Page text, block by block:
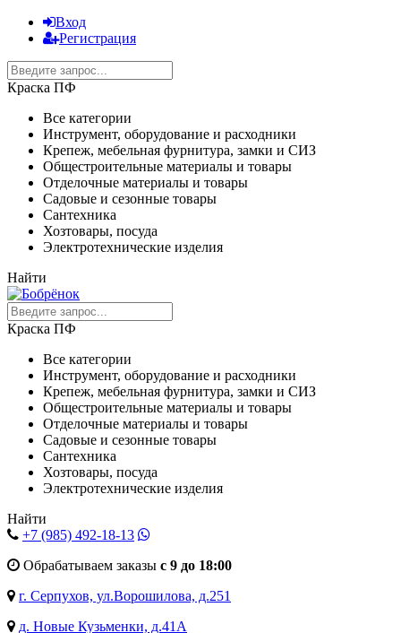
Вход
Регистрация
Краска ПФ
Все категории
Инструмент, оборудование и расходники
Крепеж, мебельная фурнитура, замки и СИЗ
Общестроительные материалы и товары
Отделочные материалы и товары
Садовые и сезонные товары
Сантехника
Хозтовары, посуда
Электротехнические изделия
Найти
Краска ПФ
Все категории
Инструмент, оборудование и расходники
Крепеж, мебельная фурнитура, замки и СИЗ
Общестроительные материалы и товары
Отделочные материалы и товары
Садовые и сезонные товары
Сантехника
Хозтовары, посуда
Электротехнические изделия
Найти
+7 (985) 492-18-13
Обрабатываем заказы с 9 до 18:00
г. Серпухов, ул.Ворошилова, д.251
д. Новые Кузьменки, д.41А